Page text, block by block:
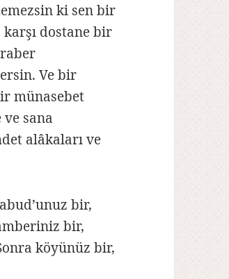
ki sen bir
dostane bir
Ve bir
münasebet
sana
alâkaları ve
bir,
bir,
köyünüz bir,